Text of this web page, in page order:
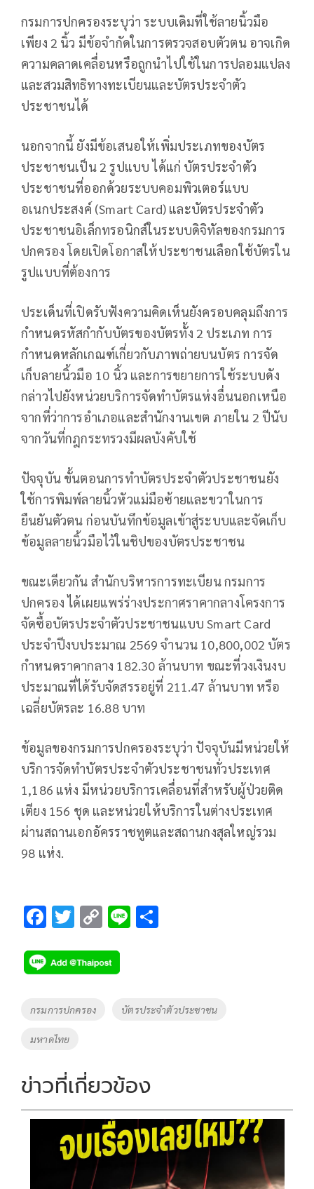
กรมการปกครองระบุว่า ระบบเดิมที่ใช้ลายนิ้วมือ
เพียง 2 นิ้ว มีข้อจำกัดในการตรวจสอบตัวตน อาจเกิด
ความคลาดเคลื่อนหรือถูกนำไปใช้ในการปลอมแปลง
และสวมสิทธิทางทะเบียนและบัตรประจำตัว
ประชาชนได้
นอกจากนี้ ยังมีข้อเสนอให้เพิ่มประเภทของบัตร
ประชาชนเป็น 2 รูปแบบ ได้แก่ บัตรประจำตัว
ประชาชนที่ออกด้วยระบบคอมพิวเตอร์แบบ
อเนกประสงค์ (Smart Card) และบัตรประจำตัว
ประชาชนอิเล็กทรอนิกส์ในระบบดิจิทัลของกรมการ
ปกครอง โดยเปิดโอกาสให้ประชาชนเลือกใช้บัตรใน
รูปแบบที่ต้องการ
ประเด็นที่เปิดรับฟังความคิดเห็นยังครอบคลุมถึงการ
กำหนดรหัสกำกับบัตรของบัตรทั้ง 2 ประเภท การ
กำหนดหลักเกณฑ์เกี่ยวกับภาพถ่ายบนบัตร การจัด
เก็บลายนิ้วมือ 10 นิ้ว และการขยายการใช้ระบบดัง
กล่าวไปยังหน่วยบริการจัดทำบัตรแห่งอื่นนอกเหนือ
จากที่ว่าการอำเภอและสำนักงานเขต ภายใน 2 ปีนับ
จากวันที่กฎกระทรวงมีผลบังคับใช้
ปัจจุบัน ขั้นตอนการทำบัตรประจำตัวประชาชนยัง
ใช้การพิมพ์ลายนิ้วหัวแม่มือซ้ายและขวาในการ
ยืนยันตัวตน ก่อนบันทึกข้อมูลเข้าสู่ระบบและจัดเก็บ
ข้อมูลลายนิ้วมือไว้ในชิปของบัตรประชาชน
ขณะเดียวกัน สำนักบริหารการทะเบียน กรมการ
ปกครอง ได้เผยแพร่ร่างประกาศราคากลางโครงการ
จัดซื้อบัตรประจำตัวประชาชนแบบ Smart Card
ประจำปีงบประมาณ 2569 จำนวน 10,800,002 บัตร
กำหนดราคากลาง 182.30 ล้านบาท ขณะที่วงเงินงบ
ประมาณที่ได้รับจัดสรรอยู่ที่ 211.47 ล้านบาท หรือ
เฉลี่ยบัตรละ 16.88 บาท
ข้อมูลของกรมการปกครองระบุว่า ปัจจุบันมีหน่วยให้
บริการจัดทำบัตรประจำตัวประชาชนทั่วประเทศ
1,186 แห่ง มีหน่วยบริการเคลื่อนที่สำหรับผู้ป่วยติด
เตียง 156 ชุด และหน่วยให้บริการในต่างประเทศ
ผ่านสถานเอกอัครราชทูตและสถานกงสุลใหญ่รวม
98 แห่ง.
F
e
b
o
o
k
T
tt
er
C
p
y
Li
Tags
กรมการปกครอง บัตรประจำตัวประชาชน
มหาดไทย
ข่าวที่เกี่ยวข้อง